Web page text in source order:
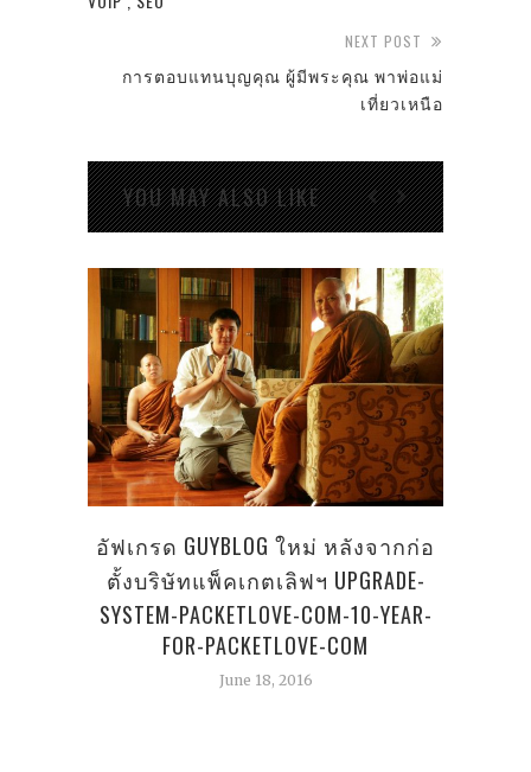
NEXT POST
การตอบแทนบุญคุณ ผู้มีพระคุณ พาพ่อแม่
เที่ยวเหนือ
YOU MAY ALSO LIKE
อัฟเกรด GUYBLOG ใหม่ หลังจากก่อ
ตั้งบริษัทแพ็คเกตเลิฟฯ UPGRADE-
SYSTEM-PACKETLOVE-COM-10-YEAR-
FOR-PACKETLOVE-COM
June 18, 2016